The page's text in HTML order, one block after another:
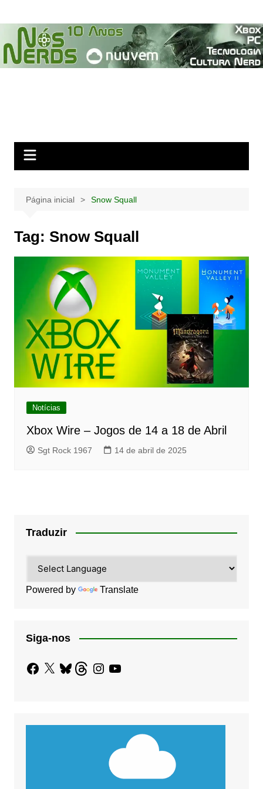
para
conteúdo
Página inicial Snow Squall
Tag: Snow Squall
Notícias
Xbox Wire – Jogos de 14 a 18 de Abril
Sgt Rock 1967 14 de abril de 2025
Traduzir
Powered by Translate
Siga-nos
Facebook
X BlueskyThreadsInstagram
YouTube